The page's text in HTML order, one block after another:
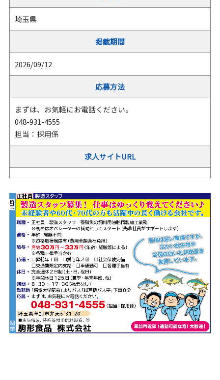
埼玉県
掲載期間
2026/09/12
応募方法
まずは、お気軽にお電話ください。
048-931-4555
担当：採用係
求人サイトURL